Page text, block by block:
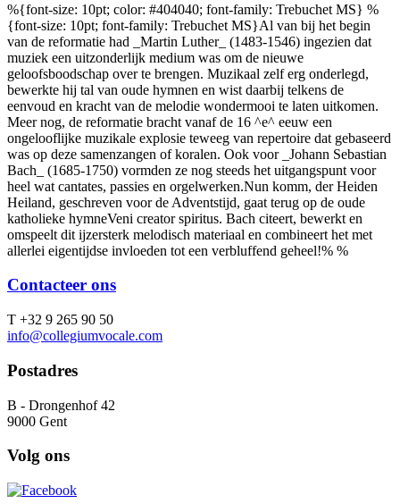
%{font-size: 10pt; color: #404040; font-family: Trebuchet MS} %
{font-size: 10pt; font-family: Trebuchet MS}Al van bij het begin
van de reformatie had _Martin Luther_ (1483-1546) ingezien dat
muziek een uitzonderlijk medium was om de nieuwe
geloofsboodschap over te brengen. Muzikaal zelf erg onderlegd,
bewerkte hij tal van oude hymnen en wist daarbij telkens de
eenvoud en kracht van de melodie wondermooi te laten uitkomen.
Meer nog, de reformatie bracht vanaf de 16 ^e^ eeuw een
ongelooflijke muzikale explosie teweeg van repertoire dat gebaseerd
was op deze samenzangen of koralen. Ook voor _Johann Sebastian
Bach_ (1685-1750) vormden ze nog steeds het uitgangspunt voor
heel wat cantates, passies en orgelwerken.Nun komm, der Heiden
Heiland, geschreven voor de Adventstijd, gaat terug op de oude
katholieke hymneVeni creator spiritus. Bach citeert, bewerkt en
omspeelt dit ijzersterk melodisch materiaal en combineert het met
allerlei eigentijdse invloeden tot een verbluffend geheel!% %
Contacteer ons
T +32 9 265 90 50
info@collegiumvocale.com
Postadres
B - Drongenhof 42
9000 Gent
Volg ons